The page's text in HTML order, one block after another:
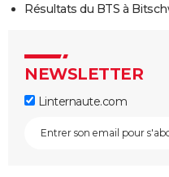
Résultats du BTS à
NEWSLETTER
Linternaute.com